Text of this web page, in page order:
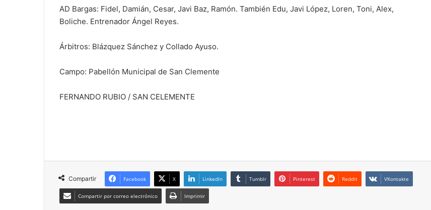
AD Bargas: Fidel, Damián, Cesar, Javi Baz, Ramón. También Edu, Javi López, Loren, Toni, Alex,
Boliche. Entrenador Ángel Reyes.
Árbitros: Blázquez Sánchez y Collado Ayuso.
Campo: Pabellón Municipal de San Clemente
FERNANDO RUBIO / SAN CELEMENTE
Compartir Facebook X LinkedIn Tumblr Pinterest Reddit VKontakte
Compartir por correo electrónico Imprimir